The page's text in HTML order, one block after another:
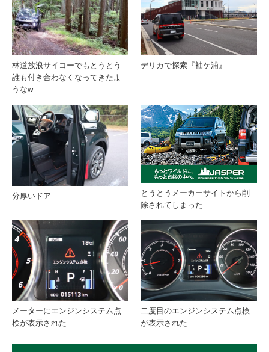
林道放浪サイコーでもとうとう
誰も付き合わなくなってきたよ
うなw
デリカで探索『袖ケ浦』
分厚いドア
とうとうメーカーサイトから削
除されてしまった
メーターにエンジンシステム点
検が表示された
二度目のエンジンシステム点検
が表示された